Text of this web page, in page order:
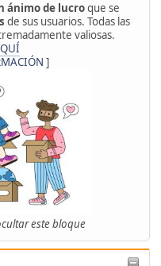
ánimo de lucroque se
de sus usuarios. Todas las
valiosas.
]
este bloque